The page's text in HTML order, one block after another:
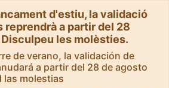
d'estiu, la validació
reprendrà a partir del 28
les molèsties.
de verano, la validación de
a partir del 28 de agosto
las molestias